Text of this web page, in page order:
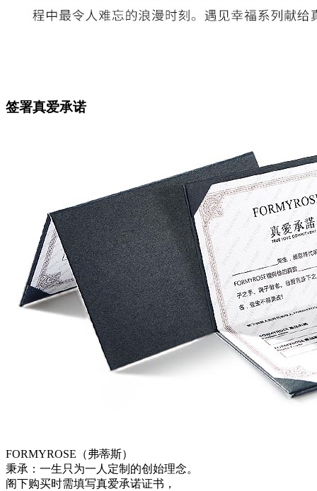
签署真爱承诺
FORMYROSE（弗蒂斯）
秉承：一生只为一人定制的创始理念。
阁下购买时需填写真爱承诺证书，